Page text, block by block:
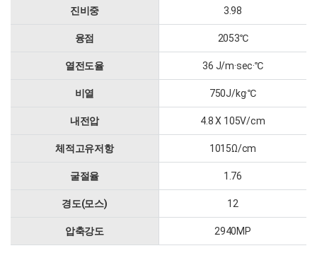
진비중 3.98
융점 2053℃
열전도율 36 J/m·sec·℃
비열 750J/kg·℃
내전압 4.8 X 105V/cm
체적고유저항 1015Ω/cm
굴절율 1.76
경도(모스) 12
압축강도 2940MP